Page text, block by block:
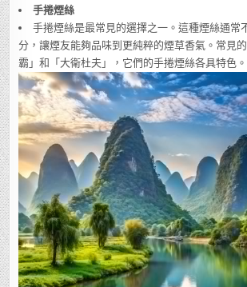
手捲煙絲
手捲煙絲是最常見的選擇之一。這種煙絲通常
分，讓煙友能夠品味到更純粹的煙草香氣。常見
霸」和「大衛杜夫」，它們的手捲煙絲各具特色。